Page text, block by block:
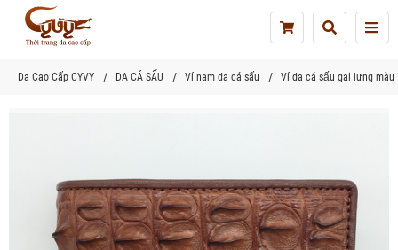
Da Cao Cấp CYVY DA CÁ SẤU Ví nam da cá sấu Ví da cá sấu gai lưng màu